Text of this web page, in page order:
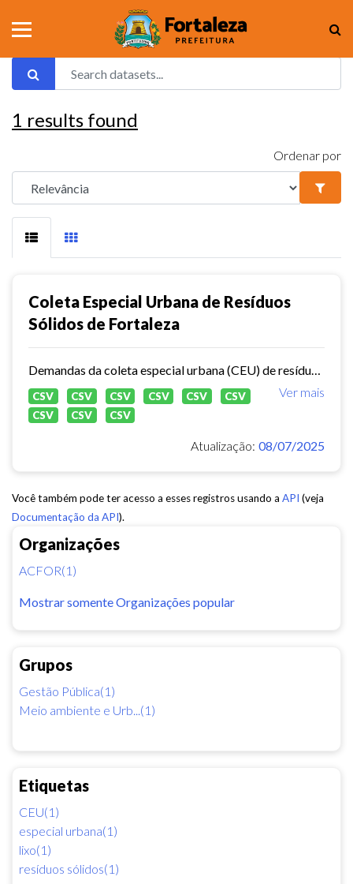
Organizações
ACFOR(1)
Mostrar somente Organizações popular
Grupos
Gestão Pública(1)
Meio ambiente e Urb...(1)
Etiquetas
CEU(1)
especial urbana(1)
lixo(1)
resíduos sólidos(1)
1 results found
Ordenar por
Coleta Especial Urbana de Resíduos
Sólidos de Fortaleza
Ver mais
CSV CSV CSV CSV CSV
CSV
CSV
CSV CSV
Atualização: 08/07/2025
Você também pode ter acesso a esses registros usando a API (veja
Documentação da API).